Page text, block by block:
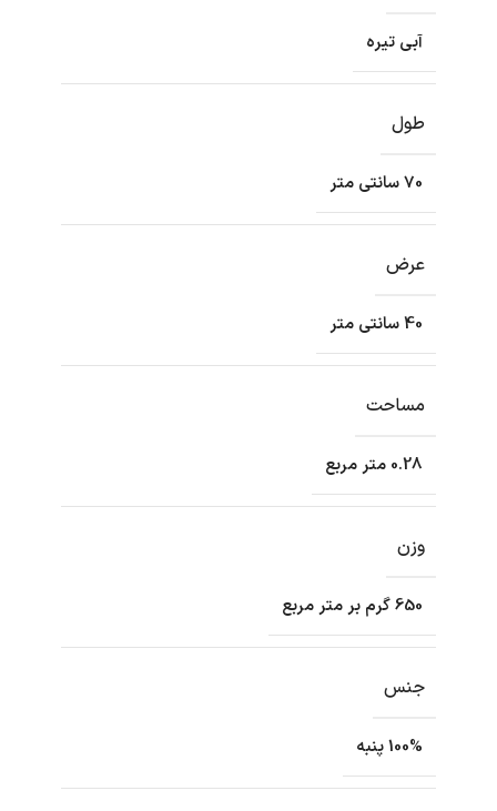
آبی تیره
طول
70 سانتی متر
عرض
40 سانتی متر
مساحت
0.28 متر مربع
وزن
650 گرم بر متر مربع
جنس
100% پنبه